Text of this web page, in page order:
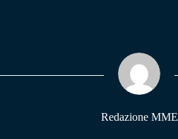
pp m
Redazione MME